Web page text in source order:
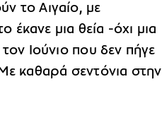
το Αιγαίο, με
μια θεία -όχι μια
Ιούνιο που δεν πήγε
καθαρά σεντόνια στην